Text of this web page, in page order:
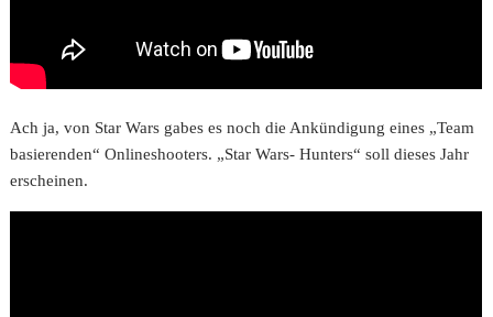
Ach ja, von Star Wars gabes es noch die Ankündigung eines „Team
basierenden“ Onlineshooters. „Star Wars- Hunters“ soll dieses Jahr
erscheinen.